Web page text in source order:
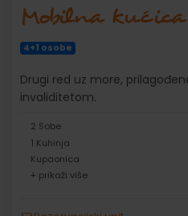
Mobilna
4+1 osobe
Drugi red uz more,
invaliditetom.
2 Sobe
1 Kuhinja
Kupaonica
+ prikaži više